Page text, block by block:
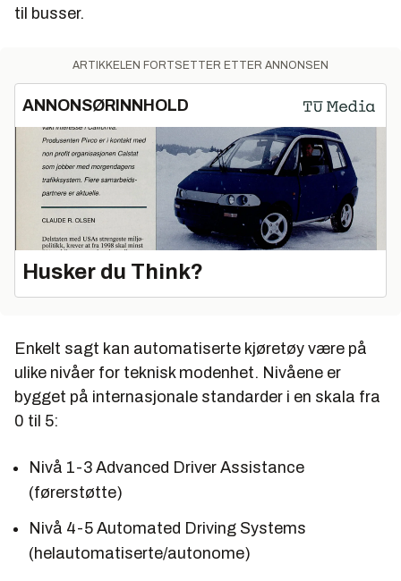
til busser.
ARTIKKELEN FORTSETTER ETTER ANNONSEN
ANNONSØRINNHOLD
Husker du Think?
Enkelt sagt kan automatiserte kjøretøy være på
ulike nivåer for teknisk modenhet. Nivåene er
bygget på internasjonale standarder i en skala fra
0 til 5:
Nivå 1-3 Advanced Driver Assistance
(førerstøtte)
Nivå 4-5 Automated Driving Systems
(helautomatiserte/autonome)